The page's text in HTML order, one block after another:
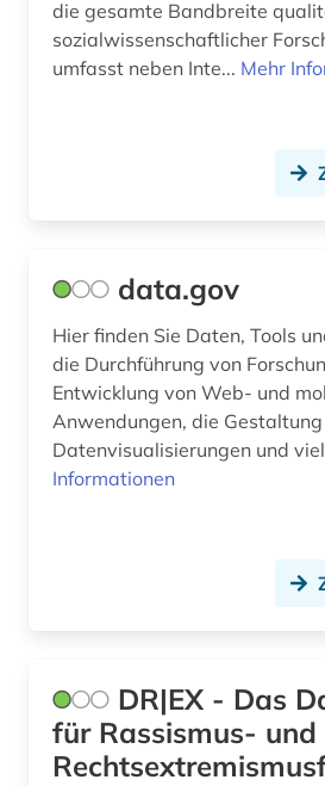
die gesamte Bandbreite
sozialwissenschaftlicher
umfasst neben Inte... Mehr
data.gov
Hier finden Sie Daten, Tools
die Durchführung von
Entwicklung von Web- und
Anwendungen, die
Datenvisualisierungen und
Informationen
DR|EX - Das
für Rassismus- und